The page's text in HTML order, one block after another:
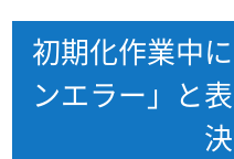
初期化作業中
ンエラー」と